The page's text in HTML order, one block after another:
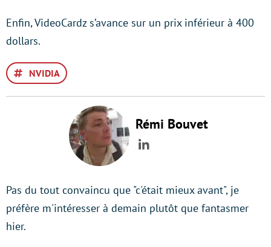
Enfin, VideoCardz s’avance sur un prix inférieur à 400
dollars.
NVIDIA
Rémi Bouvet
LinkedIn
Pas du tout convaincu que "c'était mieux avant", je
préfère m'intéresser à demain plutôt que fantasmer
hier.